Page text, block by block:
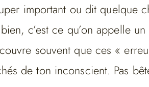
important ou dit quelque
c’est ce qu’on appelle
souvent que ces «
de ton inconscient. Pas